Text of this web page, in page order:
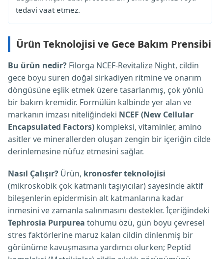
tedavi vaat etmez.
Ürün Teknolojisi ve Gece Bakım Prensibi
Bu ürün nedir? Filorga NCEF-Revitalize Night, cildin
gece boyu süren doğal sirkadiyen ritmine ve onarım
döngüsüne eşlik etmek üzere tasarlanmış, çok yönlü
bir bakım kremidir. Formülün kalbinde yer alan ve
markanın imzası niteliğindeki NCEF (New Cellular
Encapsulated Factors) kompleksi, vitaminler, amino
asitler ve minerallerden oluşan zengin bir içeriğin cilde
derinlemesine nüfuz etmesini sağlar.
Nasıl Çalışır? Ürün, kronosfer teknolojisi
(mikroskobik çok katmanlı taşıyıcılar) sayesinde aktif
bileşenlerin epidermisin alt katmanlarına kadar
inmesini ve zamanla salınmasını destekler. İçeriğindeki
Tephrosia Purpurea tohumu özü, gün boyu çevresel
stres faktörlerine maruz kalan cildin dinlenmiş bir
görünüme kavuşmasına yardımcı olurken; Peptid